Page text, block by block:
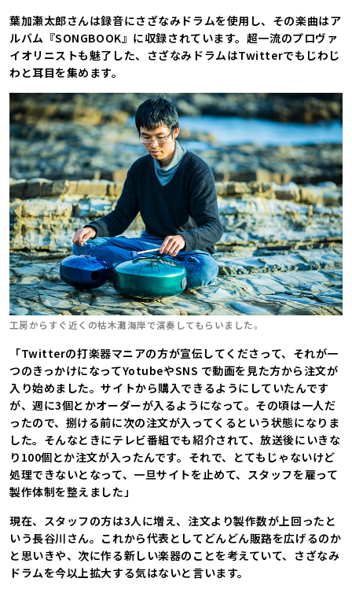
葉加瀬太郎さんは録音にさざなみドラムを使用し、その楽曲はア
ルバム『SONGBOOK』に収録されています。超一流のプロヴァ
イオリニストも魅了した、さざなみドラムはTwitterでもじわじ
わと耳目を集めます。
工房からすぐ近くの枯木灘海岸で演奏してもらいました。
「Twitterの打楽器マニアの方が宣伝してくださって、それが一
つのきっかけになってYotubeやSNS で動画を見た方から注文が
入り始めました。サイトから購入できるようにしていたんです
が、週に3個とかオーダーが入るようになって。その頃は一人だ
ったので、捌ける前に次の注文が入ってくるという状態になりま
した。そんなときにテレビ番組でも紹介されて、放送後にいきな
り100個とか注文が入ったんです。それで、とてもじゃないけど
処理できないとなって、一旦サイトを止めて、スタッフを雇って
製作体制を整えました」
現在、スタッフの方は3人に増え、注文より製作数が上回ったと
いう長谷川さん。これから代表としてどんどん販路を広げるのか
と思いきや、次に作る新しい楽器のことを考えていて、さざなみ
ドラムを今以上拡大する気はないと言います。